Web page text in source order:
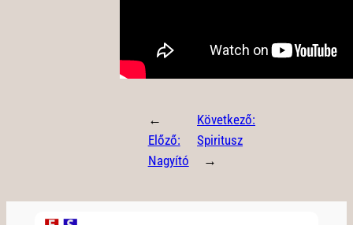
←
Előző:
Nagyító
Következő:
Spiritusz
→